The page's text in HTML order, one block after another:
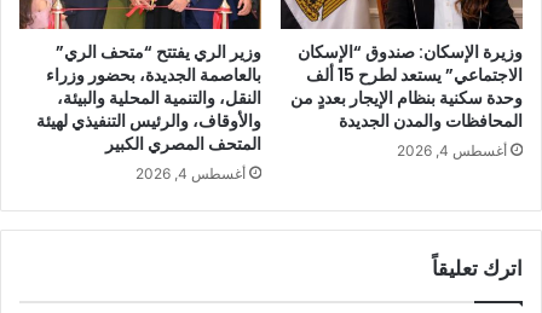
وزيرة الإسكان: صندوق “الإسكان
الاجتماعي” يستعد لطرح 15 ألف
وحدة سكنية بنظام الإيجار بعددٍ من
المحافظات والمدن الجديدة
أغسطس 4, 2026
وزير الري يفتتح “متحف الري”
بالعاصمة الجديدة، بحضور وزراء
النقل، والتنمية المحلية والبيئة،
والأوقاف، والرئيس التنفيذي لهيئة
المتحف المصري الكبير
أغسطس 4, 2026
اترك تعليقاً